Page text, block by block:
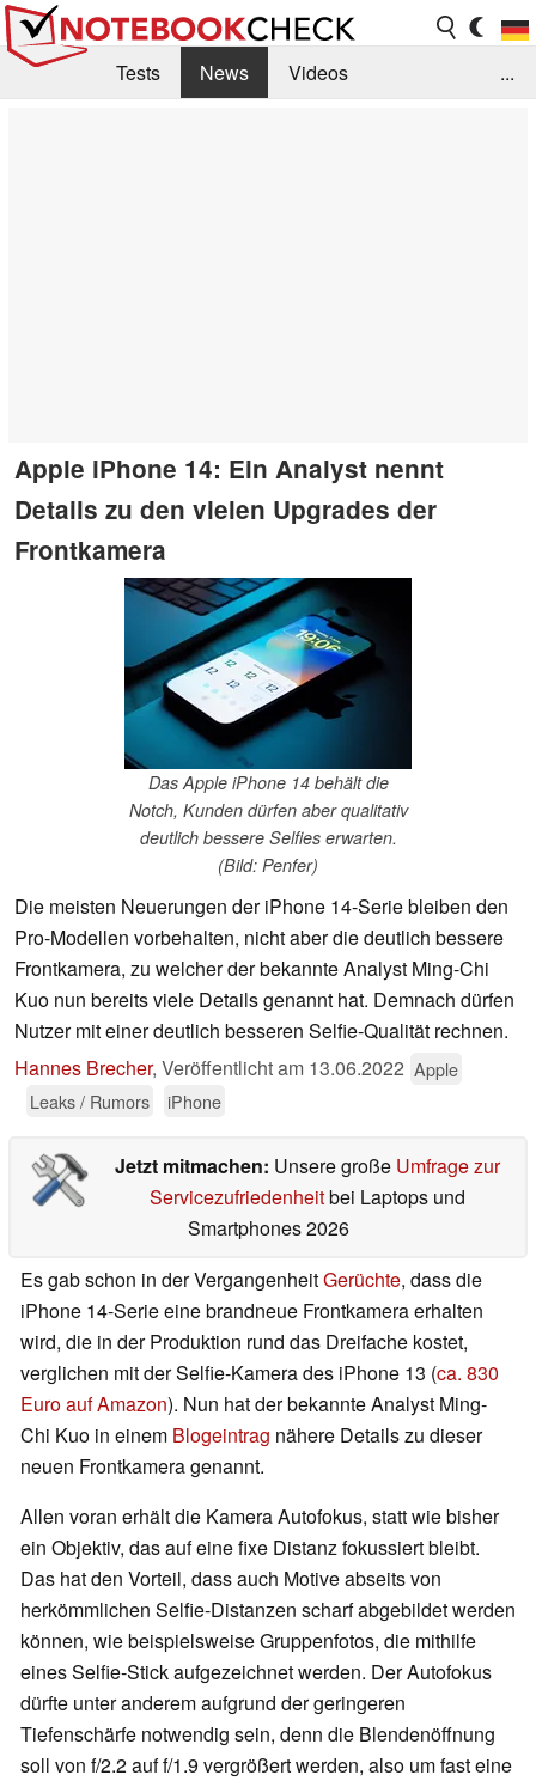
Tests News
Videos
...
Apple iPhone 14: Ein Analyst nennt
Details zu den vielen Upgrades der
Frontkamera
Das Apple iPhone 14 behält die
Notch, Kunden dürfen aber qualitativ
deutlich bessere Selfies erwarten.
(Bild: Penfer)
Die meisten Neuerungen der iPhone 14-Serie bleiben den
Pro-Modellen vorbehalten, nicht aber die deutlich bessere
Frontkamera, zu welcher der bekannte Analyst Ming-Chi
Kuo nun bereits viele Details genannt hat. Demnach dürfen
Nutzer mit einer deutlich besseren Selfie-Qualität rechnen.
Hannes Brecher, Veröffentlicht am 13.06.2022 Apple
Leaks / Rumors
iPhone
Jetzt mitmachen: Unsere große Umfrage zur
Servicezufriedenheitbei Laptops und
Smartphones 2026
Es gab schon in der VergangenheitGerüchte, dass die
iPhone 14-Serie eine brandneue Frontkamera erhalten
wird, die in der Produktion rund das Dreifache kostet,
verglichen mit der Selfie-Kamera des iPhone 13 (ca. 830
Euro auf Amazon). Nun hat der bekannte Analyst Ming-
Chi Kuo in einem Blogeintrag nähere Details zu dieser
neuen Frontkamera genannt.
Allen voran erhält die Kamera Autofokus, statt wie bisher
ein Objektiv, das auf eine fixe Distanz fokussiert bleibt.
Das hat den Vorteil, dass auch Motive abseits von
herkömmlichen Selfie-Distanzen scharf abgebildet werden
können, wie beispielsweise Gruppenfotos, die mithilfe
eines Selfie-Stick aufgezeichnet werden. Der Autofokus
dürfte unter anderem aufgrund der geringeren
Tiefenschärfe notwendig sein, denn die Blendenöffnung
soll von f/2.2 auf f/1.9 vergrößert werden, also um fast eine